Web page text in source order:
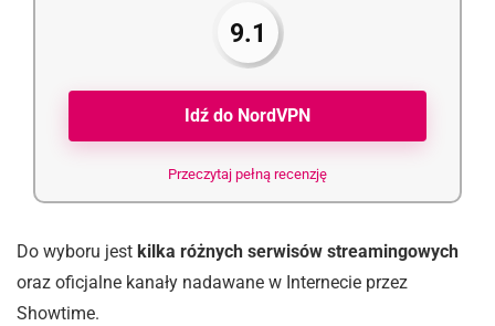
9.1
Idź do NordVPN
Przeczytaj pełną recenzję
Do wyboru jest kilka różnych serwisów streamingowych
oraz oficjalne kanały nadawane w Internecie przez
Showtime.